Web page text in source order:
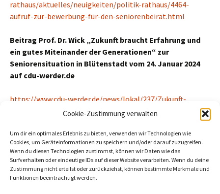
Cookie-Zustimmung verwalten
Um dir ein optimales Erlebnis zu bieten, verwenden wir Technologien wie
Cookies, um Geräteinformationen zu speichern und/oder darauf zuzugreifen.
Wenn du diesen Technologien zustimmst, können wir Daten wie das
Surfverhalten oder eindeutige IDs auf dieser Website verarbeiten. Wenn du deine
Zustimmung nicht erteilst oder zurückziehst, können bestimmte Merkmale und
Funktionen beeinträchtigt werden.
rathaus/aktuelles/neuigkeiten/politik-rathaus/4464-
aufruf-zur-bewerbung-für-den-seniorenbeirat.html
Beitrag Prof. Dr. Wick „Zukunft braucht Erfahrung und
ein gutes Miteinander der Generationen“ zur
Seniorensituation in Blütenstadt vom 24. Januar 2024
auf cdu-werder.de
https://www.cdu-werder.de/news/lokal/237/Zukunft-
braucht-Erfahrung-und-ein-gutes-Miteinander-der-
Beitragszähler (seit 02/03/2026, ohne Bots, Inkognito-Leser und
Cookie-Ablehner): 7